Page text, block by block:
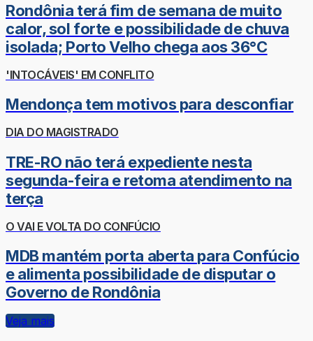
Rondônia terá fim de semana de muito
calor, sol forte e possibilidade de chuva
isolada; Porto Velho chega aos 36°C
'INTOCÁVEIS' EM CONFLITO
Mendonça tem motivos para desconfiar
DIA DO MAGISTRADO
TRE-RO não terá expediente nesta
segunda-feira e retoma atendimento na
terça
O VAI E VOLTA DO CONFÚCIO
MDB mantém porta aberta para Confúcio
e alimenta possibilidade de disputar o
Governo de Rondônia
Veja mais